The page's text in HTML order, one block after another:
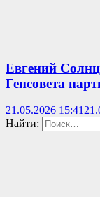
Евгений
Генсовета
21.05.2026 15:41
Найти: